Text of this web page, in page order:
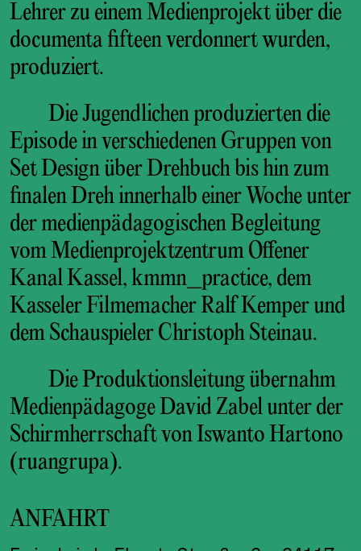
Lehrer zu einem Medienprojekt über die
documenta fifteen verdonnert wurden,
produziert.
Die Jugendlichen produzierten die
Episode in verschiedenen Gruppen von
Set Design über Drehbuch bis hin zum
finalen Dreh innerhalb einer Woche unter
der medienpädagogischen Begleitung
vom Medienprojektzentrum Offener
Kanal Kassel, kmmn_practice, dem
Kasseler Filmemacher Ralf Kemper und
dem Schauspieler Christoph Steinau.
Die Produktionsleitung übernahm
Medienpädagoge David Zabel unter der
Schirmherrschaft von Iswanto Hartono
(ruangrupa).
ANFAHRT